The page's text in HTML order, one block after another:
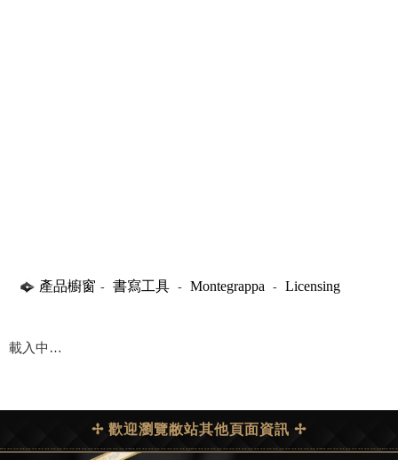
產品櫥窗 - 書寫工具 - Montegrappa -
Licensing
載入中…
✢ 歡迎瀏覽敝站其他頁面資訊 ✢